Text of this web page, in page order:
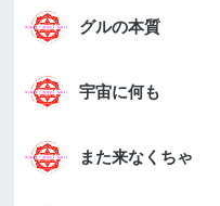
グルの本質
宇宙に何も
また来なくちゃ